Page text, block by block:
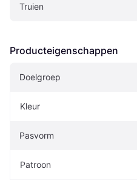
Truien
Producteigenschappen
Doelgroep
Kleur
Pasvorm
Patroon